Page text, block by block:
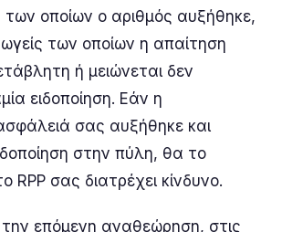
οποίων ο αριθμός αυξήθηκε,
των οποίων η απαίτηση
ή μειώνεται δεν
ειδοποίηση. Εάν η
σας αυξήθηκε και
στην πύλη, θα το
RPP σας διατρέχει κίνδυνο.
επόμενη αναθεώρηση, στις